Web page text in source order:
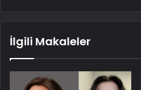
İlgili Makaleler